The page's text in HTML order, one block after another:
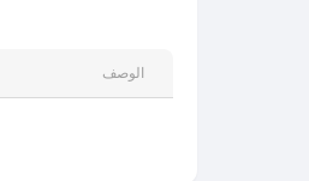
الوصف